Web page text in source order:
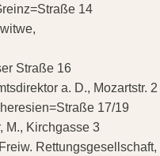
14
Straße 16
a. D., Mozartstr. 2
17/19
M., Kirchgasse 3
Rettungsgesellschaft,